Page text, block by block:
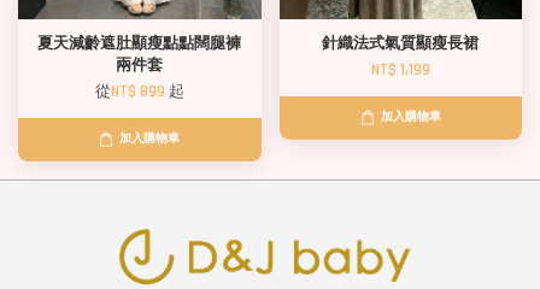
夏天減齡遮肚顯瘦點點闊腿褲
兩件套
從NT$ 899 起
加入購物車
針織法式氣質顯瘦長裙
NT$ 1,199
加入購物車